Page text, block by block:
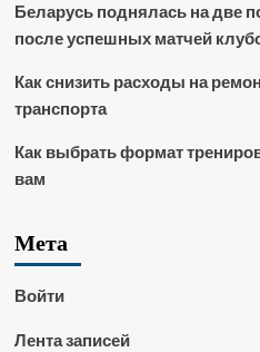
Беларусь поднялась на две
после успешных матчей
Как снизить расходы на
транспорта
Как выбрать формат
вам
Мета
Войти
Лента записей